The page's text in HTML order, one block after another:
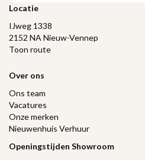
Locatie
IJweg 1338
2152 NA Nieuw-Vennep
Toon route
Over ons
Ons team
Vacatures
Onze merken
Nieuwenhuis Verhuur
Openingstijden Showroom